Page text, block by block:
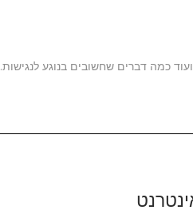
כמה דברים שחשובים בנוגע לנגישות.